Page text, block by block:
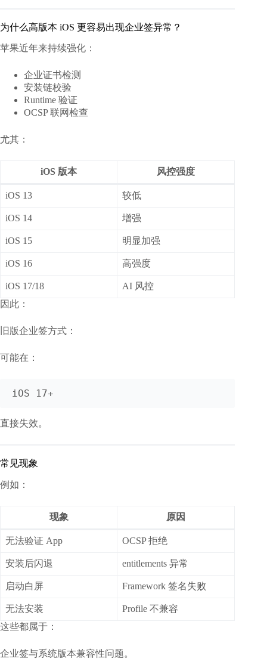
为什么高版本 iOS 更容易出现企业签异常？
苹果近年来持续强化：
企业证书检测
安装链校验
Runtime 验证
OCSP 联网检查
尤其：
iOS 版本 风控强度
iOS 13 较低
iOS 14 增强
iOS 15 明显加强
iOS 16 高强度
iOS 17/18
AI 风控
因此：
旧版企业签方式：
可能在：
直接失效。
常见现象
例如：
现象 原因
无法验证 App OCSP 拒绝
安装后闪退 entitlements 异常
启动白屏 Framework 签名失败
无法安装
Profile 不兼容
这些都属于：
企业签与系统版本兼容性问题。